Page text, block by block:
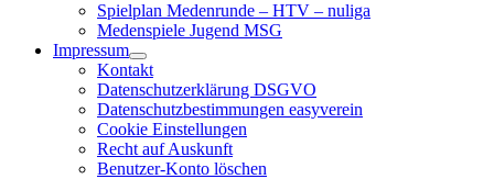
Spielplan Medenrunde – HTV – nuliga
Medenspiele Jugend MSG
Impressum
Kontakt
Datenschutzerklärung DSGVO
Datenschutzbestimmungen easyverein
Cookie Einstellungen
Recht auf Auskunft
Benutzer-Konto löschen